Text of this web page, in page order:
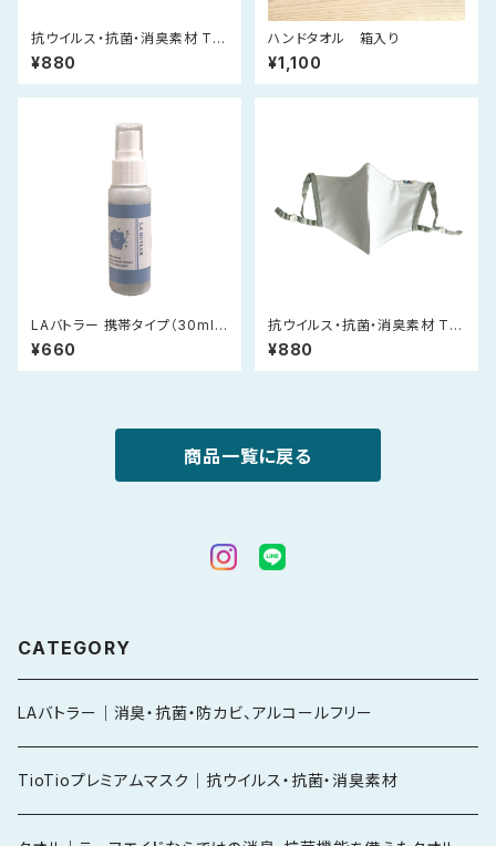
抗ウイルス・抗菌・消臭素材 Tio
Tioプレミアムマスク（紺）
¥880
ハンドタオル 箱入り
¥1,100
LAバトラー 携帯タイプ（30ml）
｜まず試したい方、外出用に
¥660
抗ウイルス・抗菌・消臭素材 Tio
Tioプレミアムマスク（白）
¥880
商品一覧に戻る
CATEGORY
LAバトラー｜消臭・抗菌・防カビ、アルコールフリー
TioTioプレミアムマスク｜抗ウイルス・抗菌・消臭素材